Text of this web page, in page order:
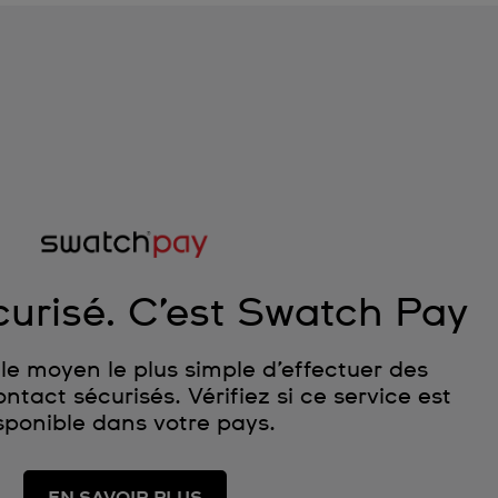
C’est Swatch Pay
moyen le plus simple d’effectuer des
sécurisés. Vérifiez si ce service est
dans votre pays.